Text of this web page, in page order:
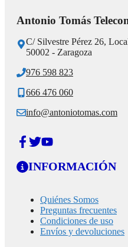
Antonio Tomás
C/ Silvestre Pérez 26,
50002 - Zaragoza
976 598 823
666 476 060
info@antoniotomas.com
INFORMACIÓN
Quiénes Somos
Preguntas frecuentes
Condiciones de uso
Envíos y devoluciones